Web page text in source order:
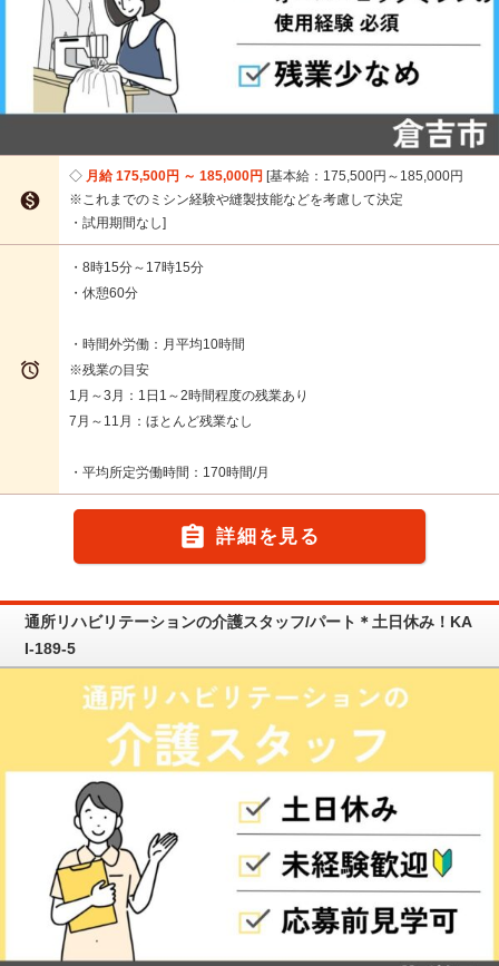

月給 175,500円 ～ 185,000円 基本給：175,500円～185,000円
※これまでのミシン経験や縫製技能などを考慮して決定
・試用期間なし

・8時15分～17時15分
・休憩60分
・時間外労働：月平均10時間
※残業の目安
1月～3月：1日1～2時間程度の残業あり
7月～11月：ほとんど残業なし
・平均所定労働時間：170時間/月
 詳細を見る
通所リハビリテーションの介護スタッフ/パート＊土日休み！KA
I-189-5